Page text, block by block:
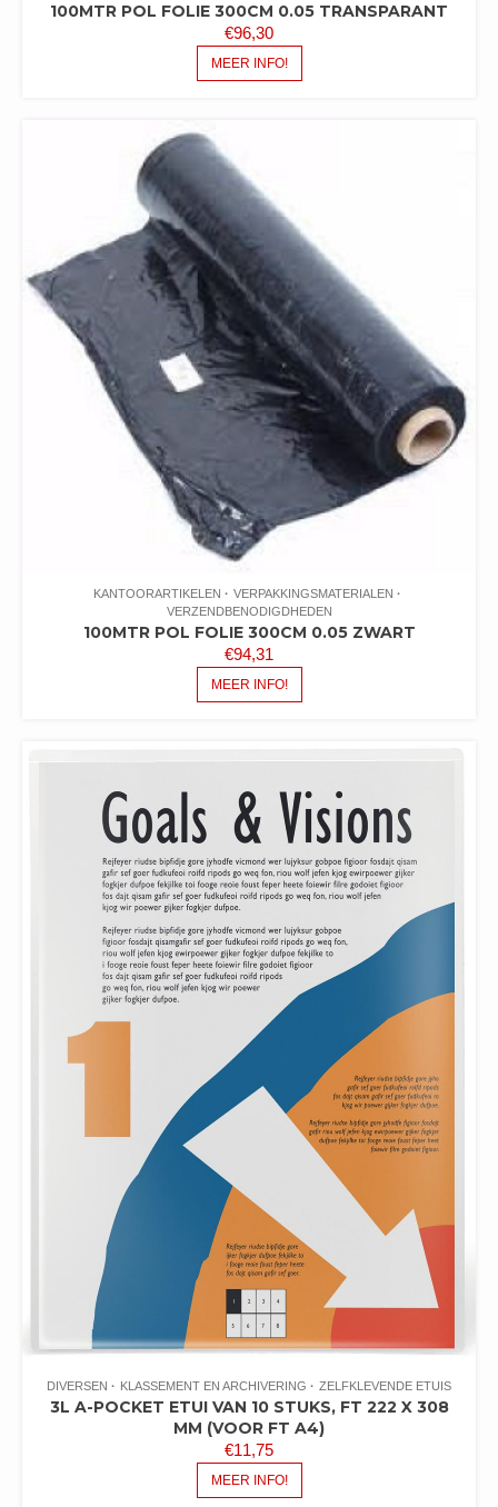
100MTR POL FOLIE 300CM 0.05 TRANSPARANT
€96,30
MEER INFO!
KANTOORARTIKELEN
VERPAKKINGSMATERIALEN
VERZENDBENODIGDHEDEN
100MTR POL FOLIE 300CM 0.05 ZWART
€94,31
MEER INFO!
DIVERSEN KLASSEMENT EN ARCHIVERING ZELFKLEVENDE ETUIS
3L A-POCKET ETUI VAN 10 STUKS, FT 222 X 308
MM (VOOR FT A4)
€11,75
MEER INFO!